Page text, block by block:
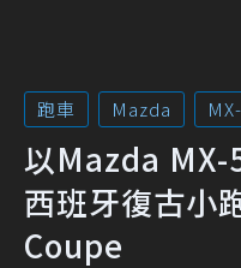
跑車 Mazda
以Mazda MX-
西班牙復古小
Coupe